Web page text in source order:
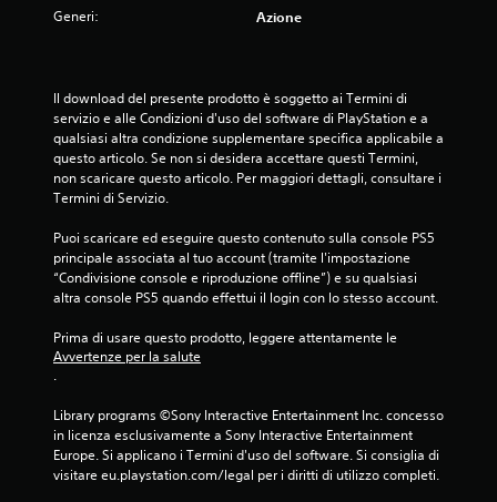
u
c
i
n
q
a
4
Generi: Azione
Il download del presente prodotto è soggetto ai Termini di
servizio e alle Condizioni d'uso del software di PlayStation e a
qualsiasi altra condizione supplementare specifica applicabile a
questo articolo. Se non si desidera accettare questi Termini,
non scaricare questo articolo. Per maggiori dettagli, consultare i
Termini di Servizio.
Puoi scaricare ed eseguire questo contenuto sulla console PS5
principale associata al tuo account (tramite l'impostazione
“Condivisione console e riproduzione offline”) e su qualsiasi
altra console PS5 quando effettui il login con lo stesso account.
Prima di usare questo prodotto, leggere attentamente le
Avvertenze per la salute
.
Library programs ©Sony Interactive Entertainment Inc. concesso
in licenza esclusivamente a Sony Interactive Entertainment
Europe. Si applicano i Termini d'uso del software. Si consiglia di
visitare eu.playstation.com/legal per i diritti di utilizzo completi.